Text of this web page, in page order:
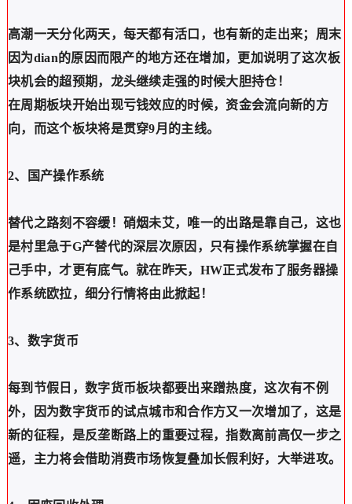
高潮一天分化两天，每天都有活口，也有新的走出来；周末
因为dian的原因而限产的地方还在增加，更加说明了这次板
块机会的超预期，龙头继续走强的时候大胆持仓！
在周期板块开始出现亏钱效应的时候，资金会流向新的方
向，而这个板块将是贯穿9月的主线。
2、国产操作系统
替代之路刻不容缓！硝烟未艾，唯一的出路是靠自己，这也
是村里急于G产替代的深层次原因，只有操作系统掌握在自
己手中，才更有底气。就在昨天，HW正式发布了服务器操
作系统欧拉，细分行情将由此掀起！
3、数字货币
每到节假日，数字货币板块都要出来蹭热度，这次有不例
外，因为数字货币的试点城市和合作方又一次增加了，这是
新的征程，是反垄断路上的重要过程，指数离前高仅一步之
遥，主力将会借助消费市场恢复叠加长假利好，大举进攻。